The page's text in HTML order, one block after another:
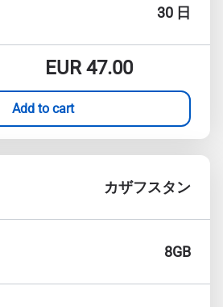
30 日
EUR47.00
Add to cart
カザフスタン
8GB